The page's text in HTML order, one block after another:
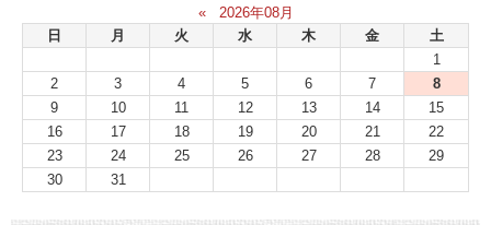
«
2026年08月
日
月 火 水 木 金
土
1
2
3 4 5 6 7
8
9
10 11 12 13 14
15
16
17 18 19 20 21
22
23
24 25 26 27 28
29
30
31